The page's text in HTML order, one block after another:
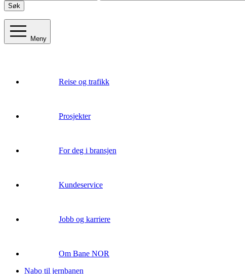
Søk
Meny
Reise og trafikk
Prosjekter
For deg i bransjen
Kundeservice
Jobb og karriere
Om Bane NOR
Nabo til jernbanen